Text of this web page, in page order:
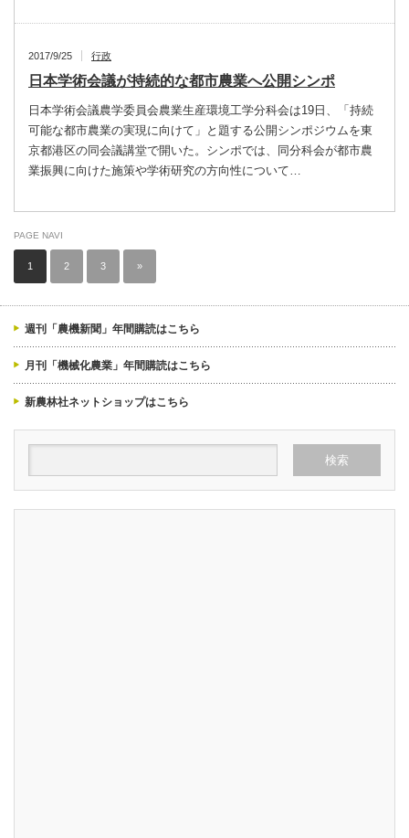
2017/9/25 行政
日本学術会議が持続的な都市農業へ公開シンポ
日本学術会議農学委員会農業生産環境工学分科会は19日、「持続
可能な都市農業の実現に向けて」と題する公開シンポジウムを東
京都港区の同会議講堂で開いた。シンポでは、同分科会が都市農
業振興に向けた施策や学術研究の方向性について…
PAGE NAVI
1 2 3 »
週刊「農機新聞」年間購読はこちら
月刊「機械化農業」年間購読はこちら
新農林社ネットショップはこちら